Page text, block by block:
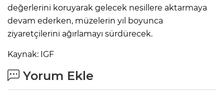
değerlerini koruyarak gelecek nesillere aktarmaya
devam ederken, müzelerin yıl boyunca
ziyaretçilerini ağırlamayı sürdürecek.
Kaynak: IGF
Yorum Ekle